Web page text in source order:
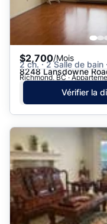
$2,700/Mois
2 ch. · 2 Salle de bain
8248 Lansdowne
Richmond, BC ·
Vérifier la